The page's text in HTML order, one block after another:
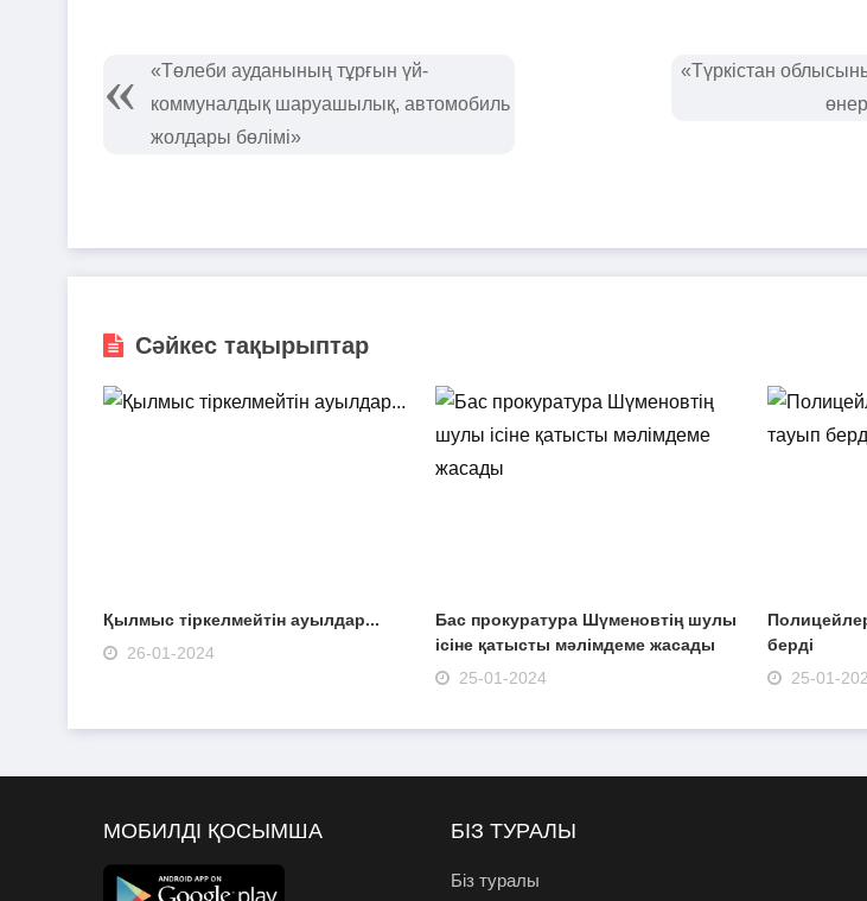
«Төлеби ауданының тұрғын үй-
коммуналдық шаруашылық, автомобиль
жолдары бөлімі»
«Түркістан
Сәйкес тақырыптар
Қылмыс тіркелмейтін ауылдар...
26-01-2024
Бас прокуратура Шүменовтің шулы
ісіне қатысты мәлімдеме жасады
25-01-2024
берді
25-01-
МОБИЛДІ ҚОСЫМША БІЗ ТУРАЛЫ
Біз туралы